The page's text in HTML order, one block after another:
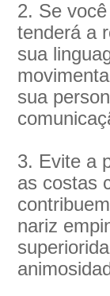
2. Se
tenderá a
sua
sua
3. Evite a
as costas
nariz